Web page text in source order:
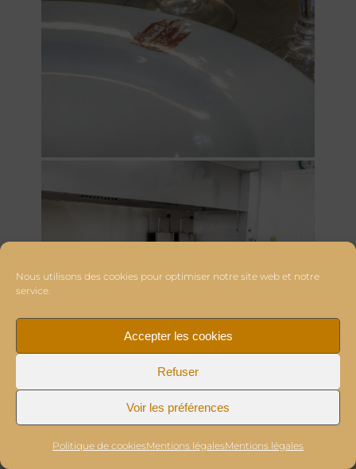
Nous utilisons des cookies pour optimiser notre site web et notre
service.
Accepter les cookies
Refuser
Voir les préférences
Politique de cookiesMentions légalesMentions légales